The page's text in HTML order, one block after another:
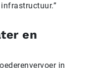
en
in